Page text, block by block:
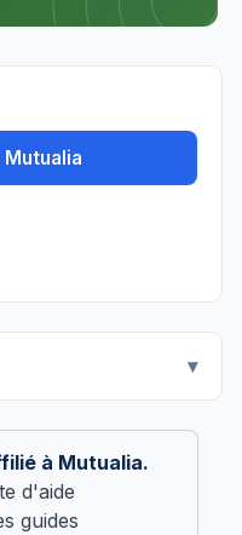
à Mutualia.
d'aide
guides